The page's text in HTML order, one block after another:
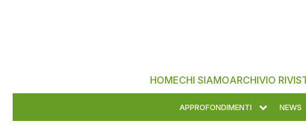
HOMECHI SIAMOARCHIVIO
APPROFONDIMENTI NEWS